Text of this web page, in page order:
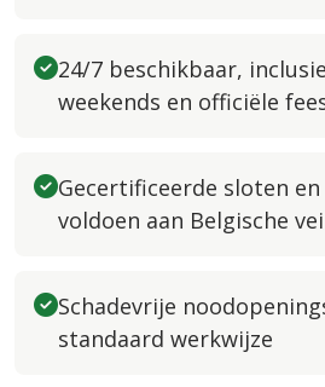
24/7 beschikbaar,
weekends en officiële
Gecertificeerde sloten
voldoen aan Belgische
Schadevrije
standaard werkwijze